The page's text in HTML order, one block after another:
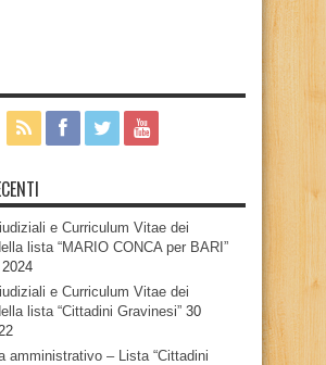
e Curriculum Vitae dei
lista “MARIO CONCA per BARI”
e Curriculum Vitae dei
lista “Cittadini Gravinesi” 30
amministrativo – Lista “Cittadini